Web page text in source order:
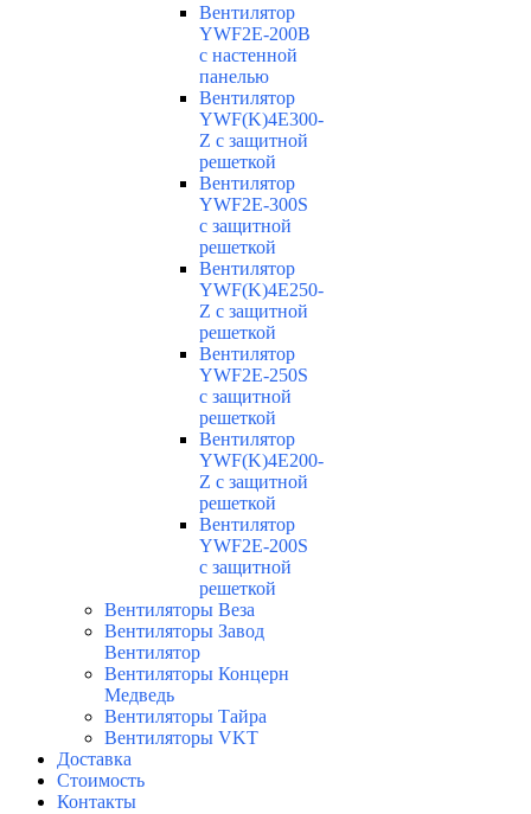
Вентилятор
YWF2E-200B
с настенной
панелью
Вентилятор
YWF(K)4E300-
Z с защитной
решеткой
Вентилятор
YWF2E-300S
с защитной
решеткой
Вентилятор
YWF(K)4E250-
Z с защитной
решеткой
Вентилятор
YWF2E-250S
с защитной
решеткой
Вентилятор
YWF(K)4E200-
Z с защитной
решеткой
Вентилятор
YWF2E-200S
с защитной
решеткой
Вентиляторы Веза
Вентиляторы Завод
Вентилятор
Вентиляторы Концерн
Медведь
Вентиляторы Тайра
Вентиляторы VKT
Доставка
Стоимость
Контакты